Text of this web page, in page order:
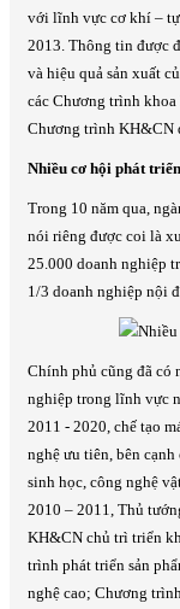
với lĩnh vực cơ khí –
2013. Thông tin được
và hiệu quả sản xuất
các Chương trình
Chương trình KH&CN
Nhiều cơ hội phát
Trong 10 năm qua,
nói riêng được coi là
25.000 doanh nghiệp
1/3 doanh nghiệp nội
Chính phủ cũng đã có
nghiệp trong lĩnh vực
2011 - 2020, chế tạo
nghệ ưu tiên, bên
sinh học, công nghệ
2010 – 2011, Thủ
KH&CN chủ trì triển
trình phát triển sản
nghệ cao; Chương